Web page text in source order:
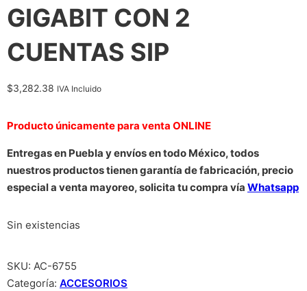
GIGABIT CON 2
CUENTAS SIP
$3,282.38 IVA Incluido
Producto únicamente para venta ONLINE
Entregas en Puebla y envíos en todo México, todos
nuestros productos tienen garantía de fabricación, precio
especial a venta mayoreo, solicita tu compra vía Whatsapp
Sin existencias
SKU: AC-6755
Categoría: ACCESORIOS